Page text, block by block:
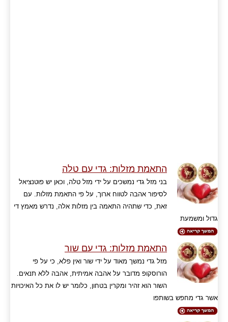
התאמת מזלות: גדי עם טלה
בני מזל גדי נמשכים על ידי מזל טלה, וכאן יש פוטנציאל
לסיפור אהבה לטווח ארוך, על פי התאמת מזלות. עם
זאת, כדי שתהיה התאמה בין מזלות אלה, נדרש מאמץ די
גדול ומשמעת
התאמת מזלות: גדי עם שור
מזל גדי נמשך מאוד על ידי שור ואין פלא, כי על פי
הורוסקופ מדובר על אהבה אמיתית, אהבה ללא תנאים.
השור הוא זהיר ומקרין בטחון, כלומר יש לו את כל האיכויות
אשר גדי מחפש בשותפו